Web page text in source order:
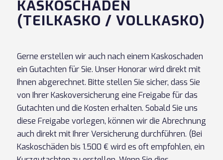
KASKOSCHÄDEN
(TEILKASKO / VOLLKASKO)
Gerne erstellen wir auch nach einem Kaskoschaden
ein Gutachten für Sie. Unser Honorar wird direkt mit
Ihnen abgerechnet. Bitte stellen Sie sicher, dass Sie
von Ihrer Kaskoversicherung eine Freigabe für das
Gutachten und die Kosten erhalten. Sobald Sie uns
diese Freigabe vorlegen, können wir die Abrechnung
auch direkt mit Ihrer Versicherung durchführen. (Bei
Kaskoschäden bis 1.500 € wird es oft empfohlen, ein